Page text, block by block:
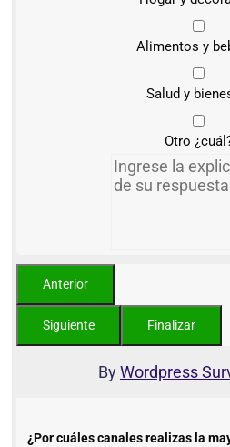
Alimentos y
Salud y
Otro
ByWordpress
¿Por cuáles canales realizas la